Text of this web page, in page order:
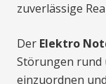
zuverlässige
Der Elektro
Störungen rund
einzuordnen